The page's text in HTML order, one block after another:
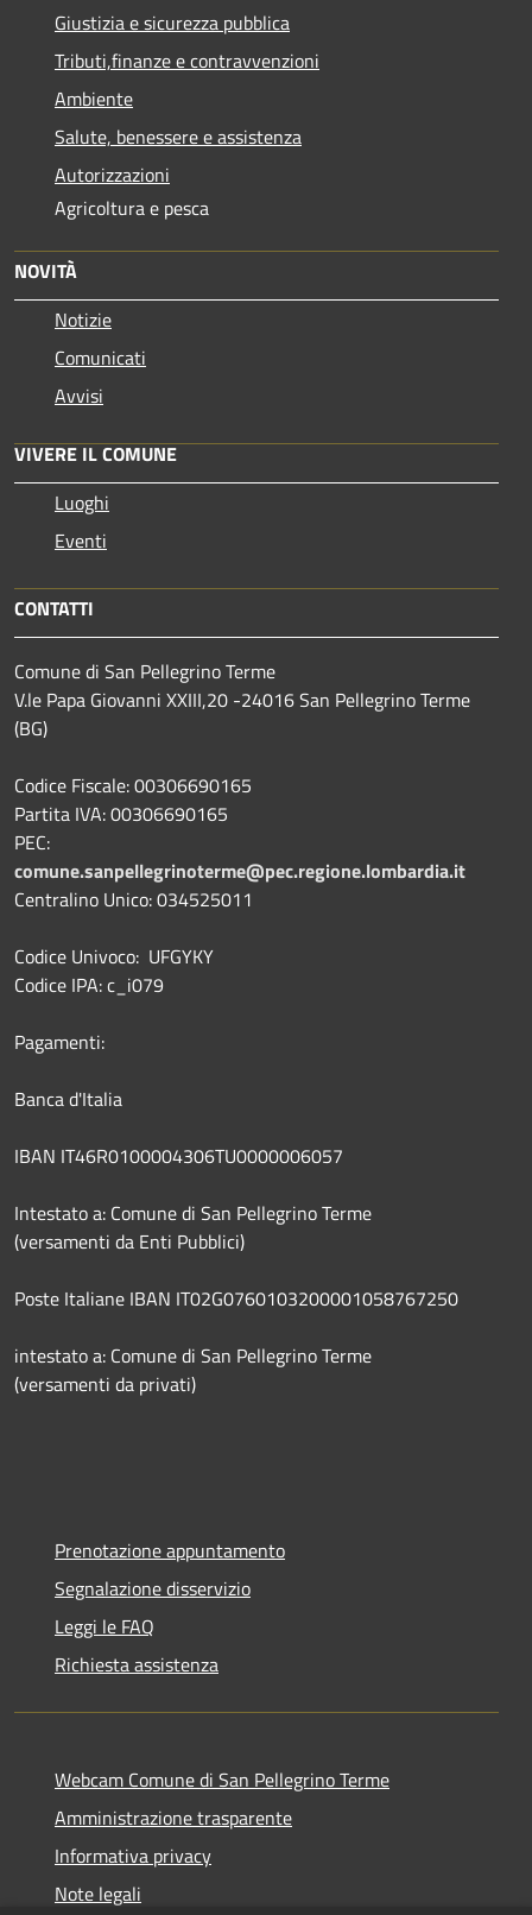
Giustizia e sicurezza pubblica
Tributi,finanze e contravvenzioni
Ambiente
Salute, benessere e assistenza
Autorizzazioni
Agricoltura e pesca
NOVITÀ
Notizie
Comunicati
Avvisi
VIVERE IL COMUNE
Luoghi
Eventi
CONTATTI
Comune di San Pellegrino Terme
V.le Papa Giovanni XXIII,20 -24016 San Pellegrino Terme
(BG)
Codice Fiscale: 00306690165
Partita IVA: 00306690165
PEC:
comune.sanpellegrinoterme@pec.regione.lombardia.it
Centralino Unico: 034525011
Codice Univoco: UFGYKY
Codice IPA: c_i079
Pagamenti:
Banca d'Italia
IBAN IT46R0100004306TU0000006057
Intestato a: Comune di San Pellegrino Terme
(versamenti da Enti Pubblici)
Poste Italiane IBAN IT02G0760103200001058767250
intestato a: Comune di San Pellegrino Terme
(versamenti da privati)
Prenotazione appuntamento
Segnalazione disservizio
Leggi le FAQ
Richiesta assistenza
Webcam Comune di San Pellegrino Terme
Amministrazione trasparente
Informativa privacy
Note legali